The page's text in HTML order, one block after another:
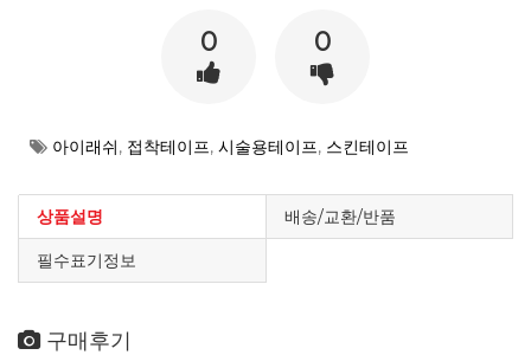
0 0
아이래쉬, 접착테이프, 시술용테이프, 스킨테이프
상품설명 배송/교환/반품
필수표기정보
구매후기